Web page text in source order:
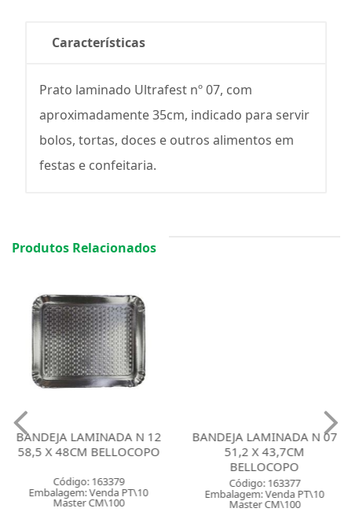
Características
Prato laminado Ultrafest nº 07, com
aproximadamente 35cm, indicado para servir
bolos, tortas, doces e outros alimentos em
festas e confeitaria.
Produtos Relacionados
BANDEJA LAMINADA N 12
58,5 X 48CM BELLOCOPO
Código: 163379
Embalagem: Venda PT\10
Master CM\100
BANDEJA LAMINADA N 07
51,2 X 43,7CM
BELLOCOPO
Código: 163377
Embalagem: Venda PT\10
Master CM\100